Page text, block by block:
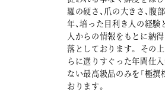
羅の硬さ、爪の大きさ、
年、培った目利き人の経
人からの情報をもとに納
落としております。 その上
らに選りすぐった年間仕
ない最高級品のみを「極撰
おります。